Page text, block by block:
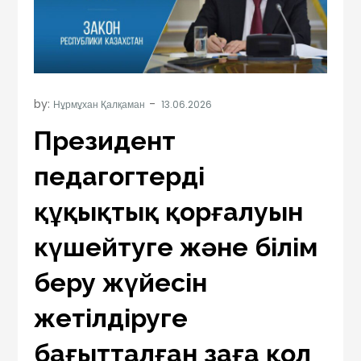
by: Нұрмұхан Қалқаман
Президент
педагогтердің
құқықтық қорғалуын
күшейтуге және білім
беру жүйесін
жетілдіруге
бағытталған заңға қол